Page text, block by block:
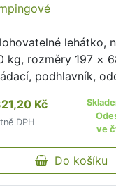
lehátko,
kg, rozměry 197 ×
podhlavník,
Kč
DPH
ve
Do košíku